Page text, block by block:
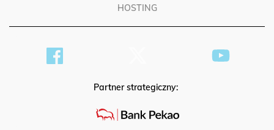
Partner strategiczny: